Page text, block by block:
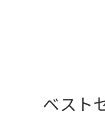
ベスト